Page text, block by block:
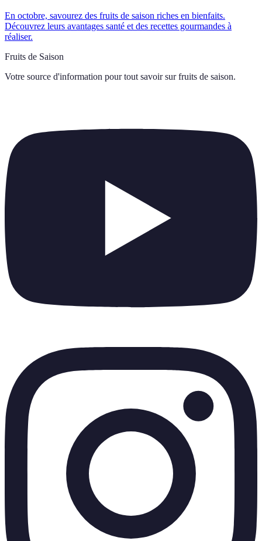
En octobre, savourez des fruits de saison riches en bienfaits.
Découvrez leurs avantages santé et des recettes gourmandes à
réaliser.
Fruits de Saison
Votre source d'information pour tout savoir sur fruits de saison.